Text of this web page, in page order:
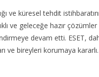
ve küresel tehdit
ve geleceğe hazır
devam etti. ESET,
ve bireyleri korumaya kararlı.